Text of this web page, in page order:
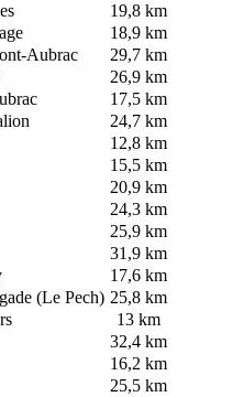
19,8 km
18,9 km
Aubrac
29,7 km
26,9 km
17,5 km
24,7 km
12,8 km
15,5 km
20,9 km
24,3 km
25,9 km
31,9 km
17,6 km
(Le Pech) 25,8 km
13 km
32,4 km
16,2 km
25,5 km